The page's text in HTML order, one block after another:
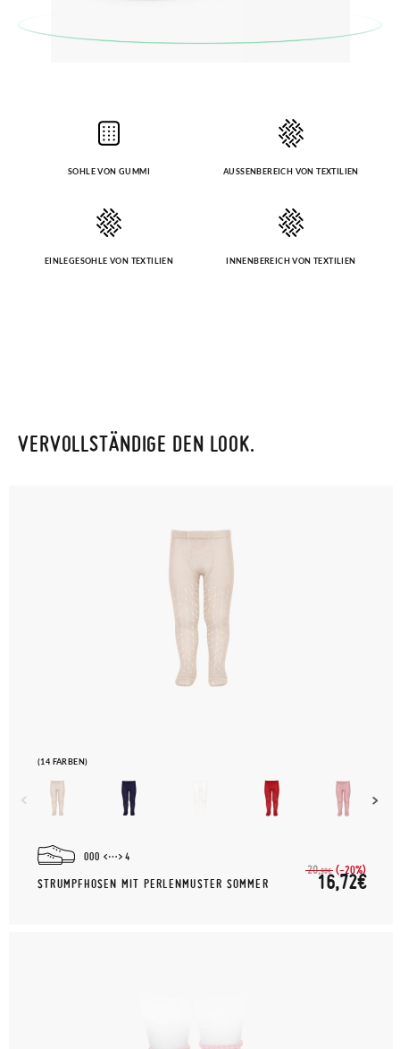
ursprüngliches Paar unter Verwendung des bereitgestellten
Etiketts bei einer Postfiliale zurück und geben Sie eine neue
SOHLE VON GUMMI AUSSENBEREICH VON TEXTILIEN
EINLEGESOHLE VON TEXTILIEN INNENBEREICH VON TEXTILIEN
VERVOLLSTÄNDIGE DEN LOOK.
(14 FARBEN)
000 4
STRUMPFHOSEN MIT PERLENMUSTER SOMMER
20,90€ (-20%)
16,72€